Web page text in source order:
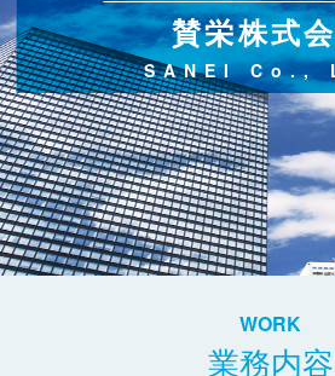
賛栄株式
SANEI Co.,
WORK
業務内容